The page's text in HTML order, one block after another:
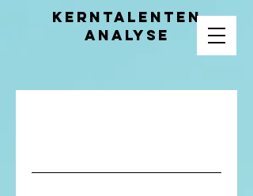
Kerntalenten
analyse